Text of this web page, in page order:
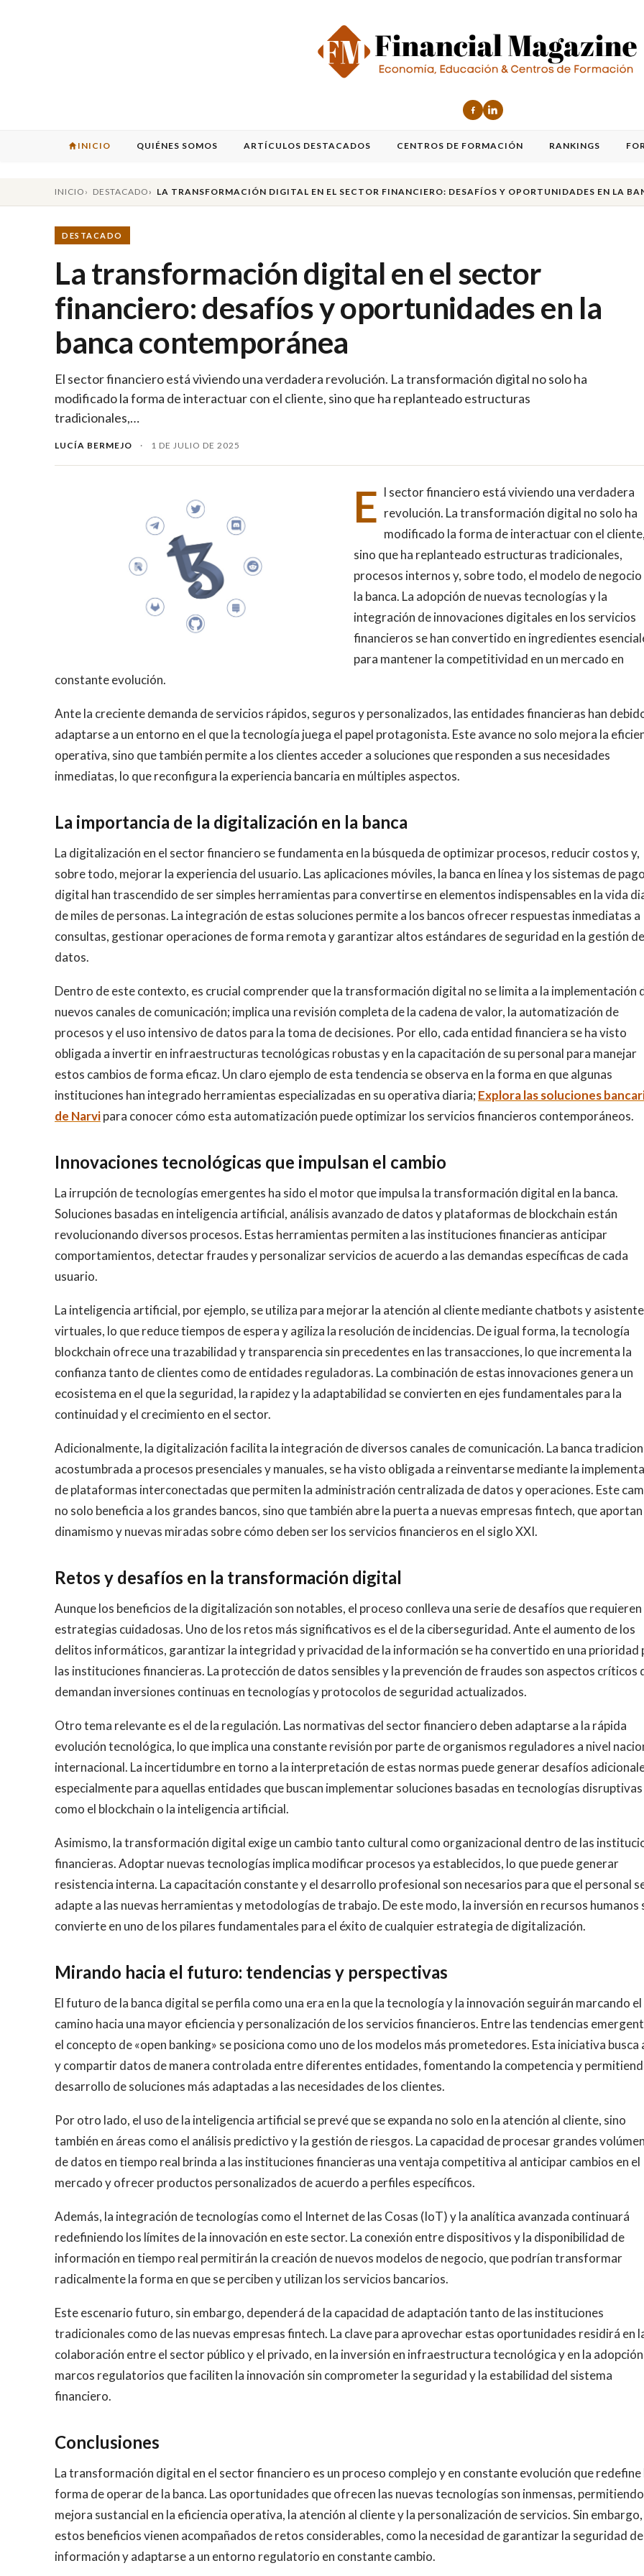
INICIO QUIÉNES SOMOS ARTÍCULOS DESTACADOS CENTROS DE FORMACIÓN RANKINGS
INICIO DESTACADO LA TRANSFORMACIÓN DIGITAL EN EL SECTOR FINANCIERO: DESAFÍOS Y OPORTUNIDADES EN LA
DESTACADO
La transformación digital en el sector
financiero: desafíos y oportunidades en la
banca contemporánea
El sector financiero está viviendo una verdadera revolución. La transformación digital no solo ha
modificado la forma de interactuar con el cliente, sino que ha replanteado estructuras
tradicionales,…
LUCÍA BERMEJO · 1 DE JULIO DE 2025
E l sector financiero está viviendo una verdadera
revolución. La transformación digital no solo ha
modificado la forma de interactuar con el cliente,
sino que ha replanteado estructuras tradicionales,
procesos internos y, sobre todo, el modelo de negocio
la banca. La adopción de nuevas tecnologías y la
integración de innovaciones digitales en los servicios
financieros se han convertido en ingredientes
para mantener la competitividad en un mercado en
constante evolución.
Ante la creciente demanda de servicios rápidos, seguros y personalizados, las entidades financieras han
adaptarse a un entorno en el que la tecnología juega el papel protagonista. Este avance no solo mejora la
operativa, sino que también permite a los clientes acceder a soluciones que responden a sus necesidades
inmediatas, lo que reconfigura la experiencia bancaria en múltiples aspectos.
La importancia de la digitalización en la banca
La digitalización en el sector financiero se fundamenta en la búsqueda de optimizar procesos, reducir costos y,
sobre todo, mejorar la experiencia del usuario. Las aplicaciones móviles, la banca en línea y los sistemas de pago
digital han trascendido de ser simples herramientas para convertirse en elementos indispensables en la vida
de miles de personas. La integración de estas soluciones permite a los bancos ofrecer respuestas inmediatas a
consultas, gestionar operaciones de forma remota y garantizar altos estándares de seguridad en la gestión de
datos.
Dentro de este contexto, es crucial comprender que la transformación digital no se limita a la implementación
nuevos canales de comunicación; implica una revisión completa de la cadena de valor, la automatización de
procesos y el uso intensivo de datos para la toma de decisiones. Por ello, cada entidad financiera se ha visto
obligada a invertir en infraestructuras tecnológicas robustas y en la capacitación de su personal para manejar
estos cambios de forma eficaz. Un claro ejemplo de esta tendencia se observa en la forma en que algunas
instituciones han integrado herramientas especializadas en su operativa diaria; Explora las soluciones
de Narvipara conocer cómo esta automatización puede optimizar los servicios financieros contemporáneos.
Innovaciones tecnológicas que impulsan el cambio
La irrupción de tecnologías emergentes ha sido el motor que impulsa la transformación digital en la banca.
Soluciones basadas en inteligencia artificial, análisis avanzado de datos y plataformas de blockchain están
revolucionando diversos procesos. Estas herramientas permiten a las instituciones financieras anticipar
comportamientos, detectar fraudes y personalizar servicios de acuerdo a las demandas específicas de cada
usuario.
La inteligencia artificial, por ejemplo, se utiliza para mejorar la atención al cliente mediante chatbots y
virtuales, lo que reduce tiempos de espera y agiliza la resolución de incidencias. De igual forma, la tecnología
blockchain ofrece una trazabilidad y transparencia sin precedentes en las transacciones, lo que incrementa la
confianza tanto de clientes como de entidades reguladoras. La combinación de estas innovaciones genera un
ecosistema en el que la seguridad, la rapidez y la adaptabilidad se convierten en ejes fundamentales para la
continuidad y el crecimiento en el sector.
Adicionalmente, la digitalización facilita la integración de diversos canales de comunicación. La banca
acostumbrada a procesos presenciales y manuales, se ha visto obligada a reinventarse mediante la
de plataformas interconectadas que permiten la administración centralizada de datos y operaciones. Este
no solo beneficia a los grandes bancos, sino que también abre la puerta a nuevas empresas fintech, que aportan
dinamismo y nuevas miradas sobre cómo deben ser los servicios financieros en el siglo XXI.
Retos y desafíos en la transformación digital
Aunque los beneficios de la digitalización son notables, el proceso conlleva una serie de desafíos que requieren
estrategias cuidadosas. Uno de los retos más significativos es el de la ciberseguridad. Ante el aumento de los
delitos informáticos, garantizar la integridad y privacidad de la información se ha convertido en una prioridad
las instituciones financieras. La protección de datos sensibles y la prevención de fraudes son aspectos críticos
demandan inversiones continuas en tecnologías y protocolos de seguridad actualizados.
Otro tema relevante es el de la regulación. Las normativas del sector financiero deben adaptarse a la rápida
evolución tecnológica, lo que implica una constante revisión por parte de organismos reguladores a nivel
internacional. La incertidumbre en torno a la interpretación de estas normas puede generar desafíos
especialmente para aquellas entidades que buscan implementar soluciones basadas en tecnologías disruptivas
como el blockchain o la inteligencia artificial.
Asimismo, la transformación digital exige un cambio tanto cultural como organizacional dentro de las
financieras. Adoptar nuevas tecnologías implica modificar procesos ya establecidos, lo que puede generar
resistencia interna. La capacitación constante y el desarrollo profesional son necesarios para que el personal
adapte a las nuevas herramientas y metodologías de trabajo. De este modo, la inversión en recursos humanos
convierte en uno de los pilares fundamentales para el éxito de cualquier estrategia de digitalización.
Mirando hacia el futuro: tendencias y perspectivas
El futuro de la banca digital se perfila como una era en la que la tecnología y la innovación seguirán marcando el
camino hacia una mayor eficiencia y personalización de los servicios financieros. Entre las tendencias
el concepto de «open banking» se posiciona como uno de los modelos más prometedores. Esta iniciativa busca
y compartir datos de manera controlada entre diferentes entidades, fomentando la competencia y
desarrollo de soluciones más adaptadas a las necesidades de los clientes.
Por otro lado, el uso de la inteligencia artificial se prevé que se expanda no solo en la atención al cliente, sino
también en áreas como el análisis predictivo y la gestión de riesgos. La capacidad de procesar grandes
de datos en tiempo real brinda a las instituciones financieras una ventaja competitiva al anticipar cambios en el
mercado y ofrecer productos personalizados de acuerdo a perfiles específicos.
Además, la integración de tecnologías como el Internet de las Cosas (IoT) y la analítica avanzada continuará
redefiniendo los límites de la innovación en este sector. La conexión entre dispositivos y la disponibilidad de
información en tiempo real permitirán la creación de nuevos modelos de negocio, que podrían transformar
radicalmente la forma en que se perciben y utilizan los servicios bancarios.
Este escenario futuro, sin embargo, dependerá de la capacidad de adaptación tanto de las instituciones
tradicionales como de las nuevas empresas fintech. La clave para aprovechar estas oportunidades residirá en
colaboración entre el sector público y el privado, en la inversión en infraestructura tecnológica y en la
marcos regulatorios que faciliten la innovación sin comprometer la seguridad y la estabilidad del sistema
financiero.
Conclusiones
La transformación digital en el sector financiero es un proceso complejo y en constante evolución que redefine
forma de operar de la banca. Las oportunidades que ofrecen las nuevas tecnologías son inmensas,
mejora sustancial en la eficiencia operativa, la atención al cliente y la personalización de servicios. Sin embargo,
estos beneficios vienen acompañados de retos considerables, como la necesidad de garantizar la seguridad
información y adaptarse a un entorno regulatorio en constante cambio.